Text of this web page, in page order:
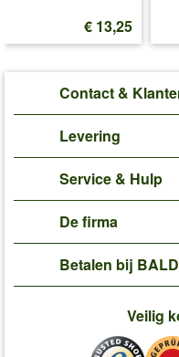
€ 13,25
Contact &
Levering
Service & Hulp
De firma
Betalen bij
Veilig